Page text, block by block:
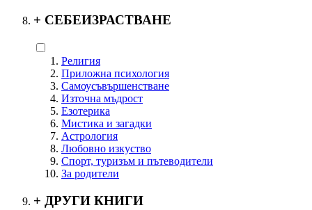
+ СЕБЕИЗРАСТВАНЕ
Религия
Приложна психология
Самоусъвършенстване
Източна мъдрост
Езотерика
Мистика и загадки
Астрология
Любовно изкуство
Спорт, туризъм и пътеводители
За родители
+ ДРУГИ КНИГИ